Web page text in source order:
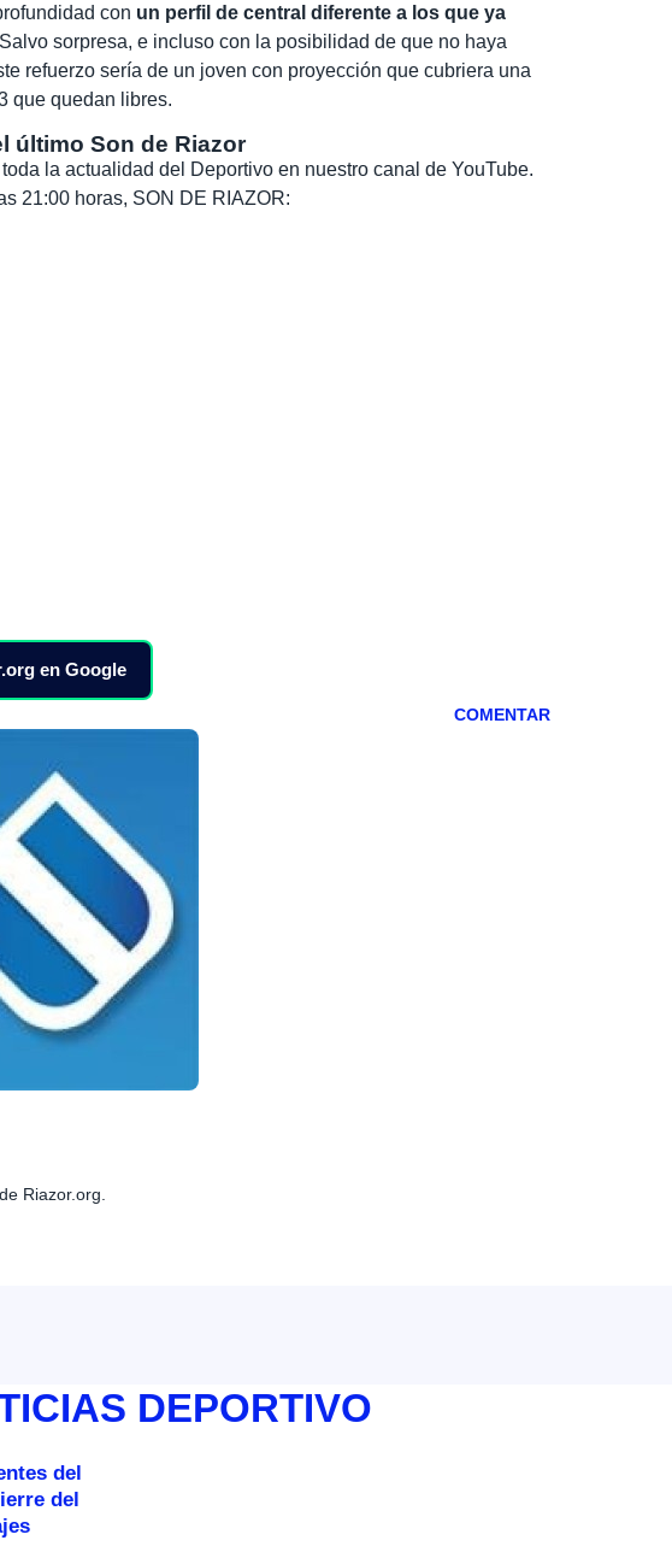
con un perfil de central diferente a los que ya
sorpresa, e incluso con la posibilidad de que no haya
refuerzo sería de un joven con proyección que cubriera una
que quedan libres.
último Son de Riazor
la actualidad del Deportivo en nuestro canal de YouTube.
21:00 horas, SON DE RIAZOR:
en Google
COMENTAR
Riazor.org.
DEPORTIVO
del
del